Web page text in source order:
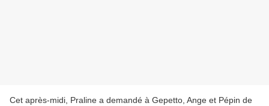
Cet après-midi, Praline a demandé à Gepetto, Ange et Pépin de